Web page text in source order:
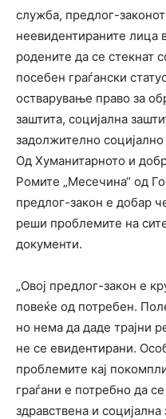
служба, предлог-
неевидентираните лица
родените да се стекнат
посебен граѓански
остварување право за
заштита, социјална
задолжително
Од Хуманитарното и
Ромите „Месечина“ од
предлог-закон е добар
реши проблемите на
документи.
„Овој предлог-закон е
повеќе од потребен.
но нема да даде трајни
не се евидентирани.
проблемите кај
граѓани е потребно да
здравствена и